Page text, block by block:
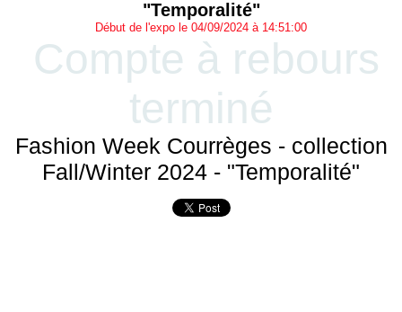
"Temporalité"
Début de l'expo le 04/09/2024 à 14:51:00
Compte à rebours
terminé
Fashion Week Courrèges - collection
Fall/Winter 2024 - "Temporalité"